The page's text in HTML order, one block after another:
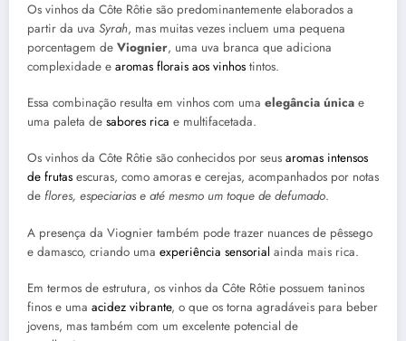
Os vinhos da Côte Rôtie são predominantemente elaborados a
partir da uva Syrah, mas muitas vezes incluem uma pequena
porcentagem de Viognier, uma uva branca que adiciona
complexidade e aromas florais aos vinhos tintos.
Essa combinação resulta em vinhos com uma elegância única e
uma paleta de sabores rica e multifacetada.
Os vinhos da Côte Rôtie são conhecidos por seus aromas intensos
de frutas escuras, como amoras e cerejas, acompanhados por notas
de flores, especiarias e até mesmo um toque de defumado.
A presença da Viognier também pode trazer nuances de pêssego
e damasco, criando uma experiência sensorial ainda mais rica.
Em termos de estrutura, os vinhos da Côte Rôtie possuem taninos
finos e uma acidez vibrante, o que os torna agradáveis para beber
jovens, mas também com um excelente potencial de